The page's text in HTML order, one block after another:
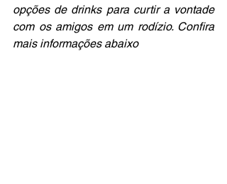
opções de drinks para curtir a vontade
com os amigos em um rodízio. Confira
mais informações abaixo